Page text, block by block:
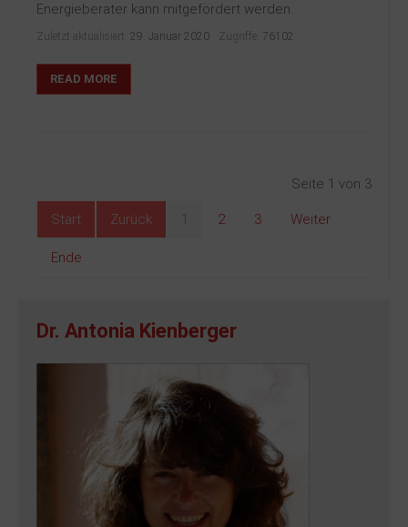
Energieberater kann mitgefördert werden.
Zuletzt aktualisiert: 29. Januar 2020 Zugriffe: 76102
READ MORE
Seite 1 von 3
Start Zurück 1 2 3 Weiter
Ende
Dr. Antonia Kienberger